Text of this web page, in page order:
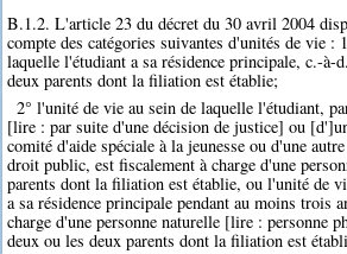
B.1.2. L'article 23 du décret du 30 avril 2004
compte des catégories suivantes d'unités de vie :
laquelle l'étudiant a sa résidence principale, c.-à-
deux parents dont la filiation est établie;
2° l'unité de vie au sein de laquelle l'étudiant,
[lire : par suite d'une décision de justice] ou
comité d'aide spéciale à la jeunesse ou d'une
droit public, est fiscalement à charge d'une
parents dont la filiation est établie, ou l'unité de
a sa résidence principale pendant au moins trois
charge d'une personne naturelle [lire : personne
deux ou les deux parents dont la filiation est